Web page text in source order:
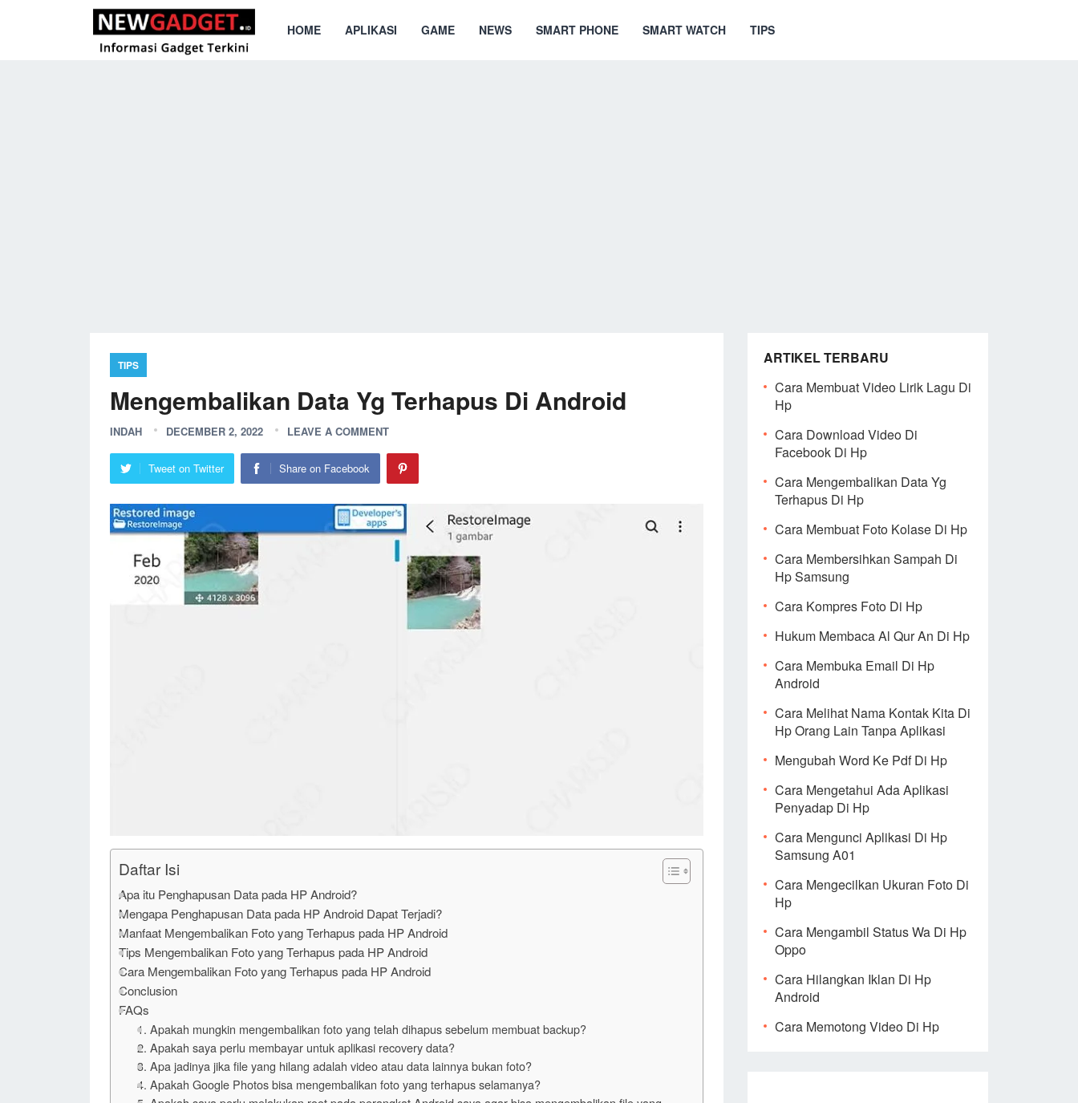
HOME APLIKASI GAME NEWS SMART PHONE SMART WATCH TIPS
TIPS
Mengembalikan Data Yg Terhapus Di Android
INDAH DECEMBER 2, 2022 LEAVE A COMMENT
Tweet on Twitter Share on Facebook
Daftar Isi
Apa itu Penghapusan Data pada HP Android?
Mengapa Penghapusan Data pada HP Android Dapat Terjadi?
Manfaat Mengembalikan Foto yang Terhapus pada HP Android
Tips Mengembalikan Foto yang Terhapus pada HP Android
Cara Mengembalikan Foto yang Terhapus pada HP Android
Conclusion
FAQs
1. Apakah mungkin mengembalikan foto yang telah dihapus sebelum membuat backup?
2. Apakah saya perlu membayar untuk aplikasi recovery data?
3. Apa jadinya jika file yang hilang adalah video atau data lainnya bukan foto?
4. Apakah Google Photos bisa mengembalikan foto yang terhapus selamanya?
ARTIKEL TERBARU
Cara Membuat Video Lirik Lagu Di
Hp
Cara Download Video Di
Facebook Di Hp
Cara Mengembalikan Data Yg
Terhapus Di Hp
Cara Membuat Foto Kolase Di Hp
Cara Membersihkan Sampah Di
Hp Samsung
Cara Kompres Foto Di Hp
Hukum Membaca Al Qur An Di Hp
Cara Membuka Email Di Hp
Android
Cara Melihat Nama Kontak Kita Di
Hp Orang Lain Tanpa Aplikasi
Mengubah Word Ke Pdf Di Hp
Cara Mengetahui Ada Aplikasi
Penyadap Di Hp
Cara Mengunci Aplikasi Di Hp
Samsung A01
Cara Mengecilkan Ukuran Foto Di
Hp
Cara Mengambil Status Wa Di Hp
Oppo
Cara Hilangkan Iklan Di Hp
Android
Cara Memotong Video Di Hp